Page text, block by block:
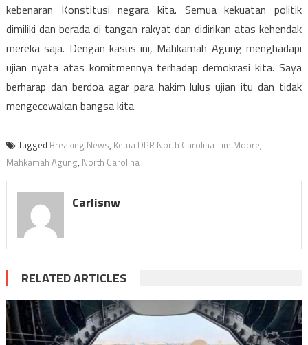
kebenaran Konstitusi negara kita. Semua kekuatan politik
dimiliki dan berada di tangan rakyat dan didirikan atas kehendak
mereka saja. Dengan kasus ini, Mahkamah Agung menghadapi
ujian nyata atas komitmennya terhadap demokrasi kita. Saya
berharap dan berdoa agar para hakim lulus ujian itu dan tidak
mengecewakan bangsa kita.
Tagged Breaking News, Ketua DPR North Carolina Tim Moore,
Mahkamah Agung, North Carolina
Carlisnw
RELATED ARTICLES